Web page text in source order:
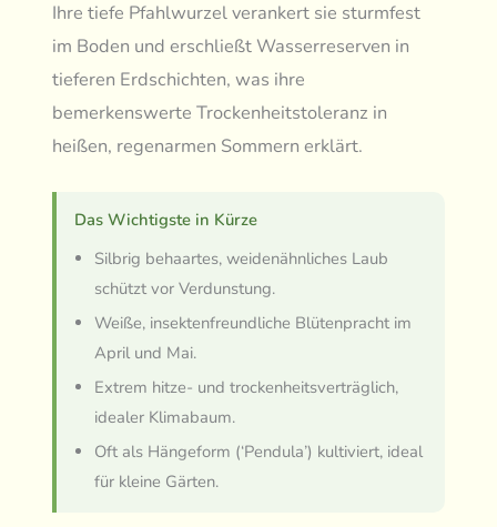
Ihre tiefe Pfahlwurzel verankert sie sturmfest
im Boden und erschließt Wasserreserven in
tieferen Erdschichten, was ihre
bemerkenswerte Trockenheitstoleranz in
heißen, regenarmen Sommern erklärt.
Das Wichtigste in Kürze
Silbrig behaartes, weidenähnliches Laub
schützt vor Verdunstung.
Weiße, insektenfreundliche Blütenpracht im
April und Mai.
Extrem hitze- und trockenheitsverträglich,
idealer Klimabaum.
Oft als Hängeform (‘Pendula’) kultiviert, ideal
für kleine Gärten.